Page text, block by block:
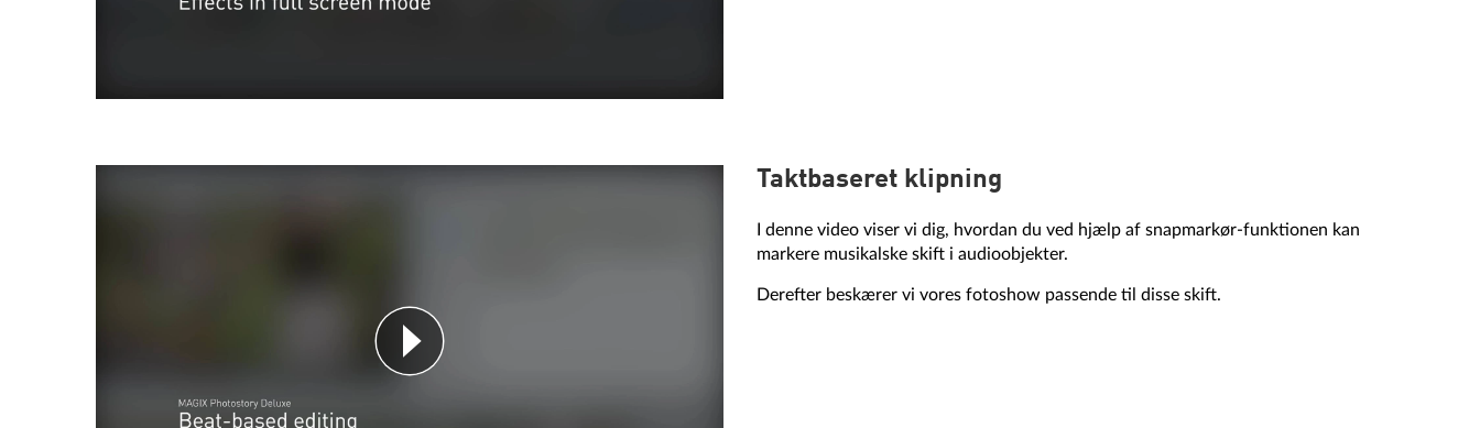
Taktbaseret klipning
I denne video viser vi dig, hvordan du ved hjælp af snapmarkør-funktionen kan
markere musikalske skift i audioobjekter.
Derefter beskærer vi vores fotoshow passende til disse skift.